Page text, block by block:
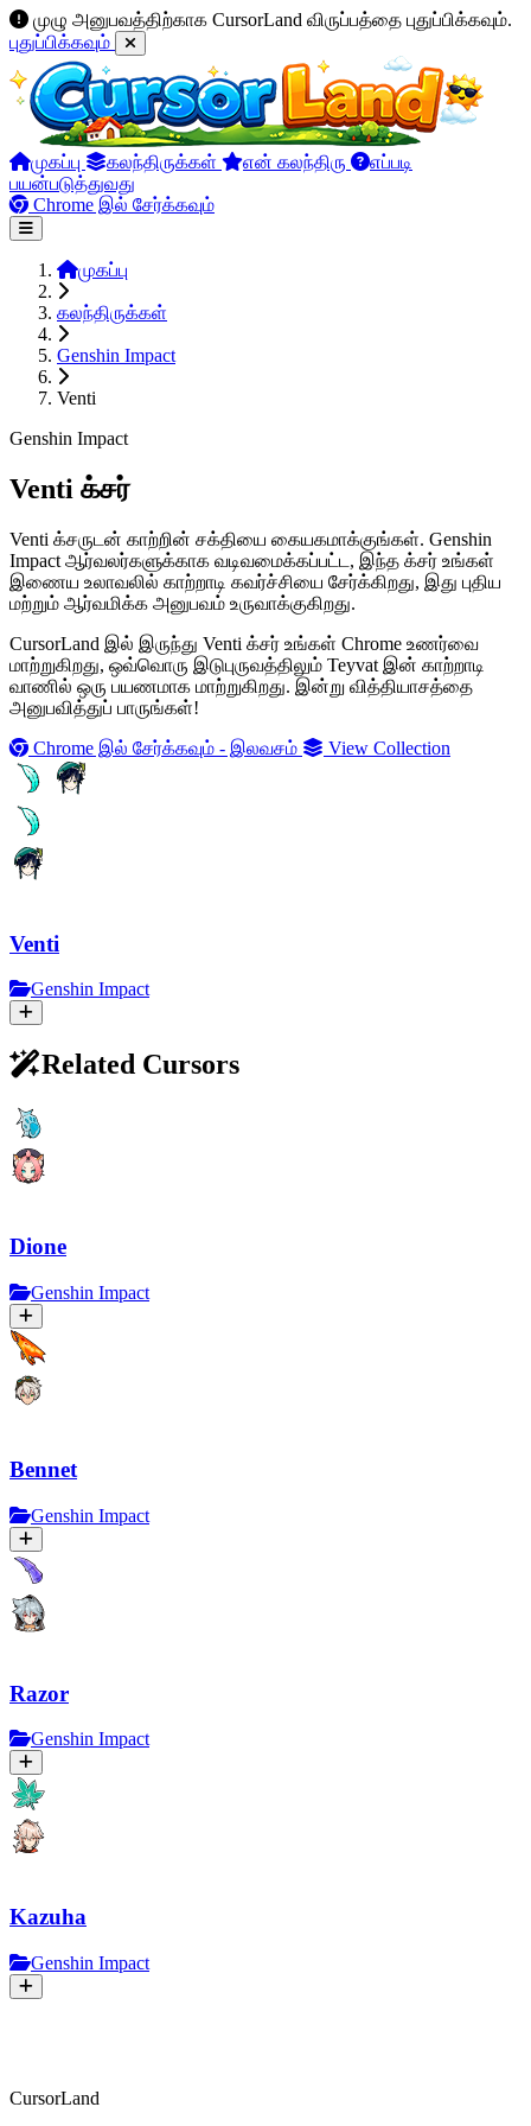
முழு அனுபவத்திற்காக CursorLand விருப்பத்தை புதுப்பிக்கவும்.
புதுப்பிக்கவும்
முகப்பு கலந்திருக்கள் என் கலந்திரு
எப்படி
பயன்படுத்துவது
Chrome இல் சேர்க்கவும்
முகப்பு
கலந்திருக்கள்
Genshin Impact
Venti
Genshin Impact
Venti க்சர்
Venti க்சருடன் காற்றின் சக்தியை கையகமாக்குங்கள். Genshin
Impact ஆர்வலர்களுக்காக வடிவமைக்கப்பட்ட, இந்த க்சர் உங்கள்
இணைய உலாவலில் காற்றாடி கவர்ச்சியை சேர்க்கிறது, இது புதிய
மற்றும் ஆர்வமிக்க அனுபவம் உருவாக்குகிறது.
CursorLand இல் இருந்து Venti க்சர் உங்கள் Chrome உணர்வை
மாற்றுகிறது, ஒவ்வொரு இடுபுருவத்திலும் Teyvat இன் காற்றாடி
வாணில் ஒரு பயணமாக மாற்றுகிறது. இன்று வித்தியாசத்தை
அனுபவித்துப் பாருங்கள்!
Chrome இல் சேர்க்கவும் - இலவசம்
View Collection
Venti
Genshin Impact
Related Cursors
Dione
Genshin Impact
Bennet
Genshin Impact
Razor
Genshin Impact
Kazuha
Genshin Impact
CursorLand